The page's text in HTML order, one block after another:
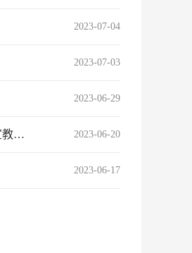
2023-07-04
2023-07-03
2023-06-29
【党风廉政宣教月】以全面从严治党新成效引领保障学校高质量发展 学校召开2023年党风廉政宣教月动员… 2023-06-20
2023-06-17